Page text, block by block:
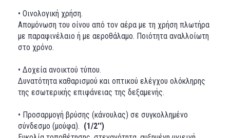
• Οινολογική χρήση.
Απομόνωση του οίνου από τον αέρα με τη χρήση πλωτήρα
με παραφινέλαιο ή με αεροθάλαμο. Ποιότητα αναλλοίωτη
στο χρόνο.
• Δοχεία ανοικτού τύπου.
Δυνατότητα καθαρισμού και οπτικού ελέγχου ολόκληρης
της εσωτερικής επιφάνειας της δεξαμενής.
• Προσαρμογή βρύσης (κάνουλας) σε συγκολλημένο
σύνδεσμο (μούφα). (1/2'')